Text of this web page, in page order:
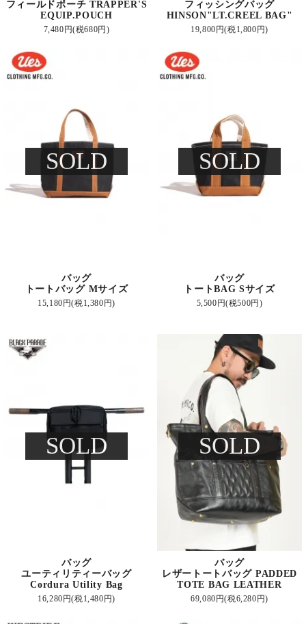
フィールドポーチ TRAPPER'S
EQUIP.POUCH
7,480円(税680円)
フィッシングバッグ
HINSON"LT.CREEL BAG"
19,800円(税1,800円)
SOLD
バッグ
トートバッグ Mサイズ
15,180円(税1,380円)
SOLD
バッグ
トートBAG Sサイズ
5,500円(税500円)
SOLD
バッグ
ユーティリティーバッグ
Cordura Utility Bag
16,280円(税1,480円)
SOLD
バッグ
レザートートバッグ PADDED
TOTE BAG LEATHER
69,080円(税6,280円)